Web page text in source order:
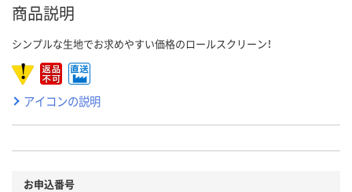
商品説明
シンプルな生地でお求めやすい価格のロールスクリーン！
アイコンの説明
お申込番号